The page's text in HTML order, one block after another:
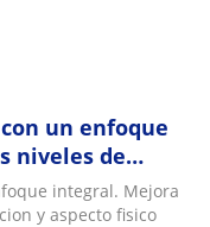
un enfoque
niveles de
fisico general a
corporales,
integral. Mejora
y aspecto fisico